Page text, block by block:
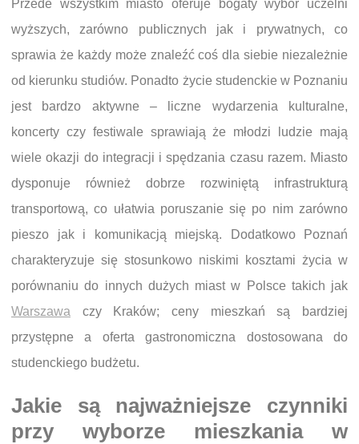
Przede wszystkim miasto oferuje bogaty wybór uczelni
wyższych, zarówno publicznych jak i prywatnych, co
sprawia że każdy może znaleźć coś dla siebie niezależnie
od kierunku studiów. Ponadto życie studenckie w Poznaniu
jest bardzo aktywne – liczne wydarzenia kulturalne,
koncerty czy festiwale sprawiają że młodzi ludzie mają
wiele okazji do integracji i spędzania czasu razem. Miasto
dysponuje również dobrze rozwiniętą infrastrukturą
transportową, co ułatwia poruszanie się po nim zarówno
pieszo jak i komunikacją miejską. Dodatkowo Poznań
charakteryzuje się stosunkowo niskimi kosztami życia w
porównaniu do innych dużych miast w Polsce takich jak
Warszawa czy Kraków; ceny mieszkań są bardziej
przystępne a oferta gastronomiczna dostosowana do
studenckiego budżetu.
Jakie są najważniejsze czynniki
przy wyborze mieszkania w